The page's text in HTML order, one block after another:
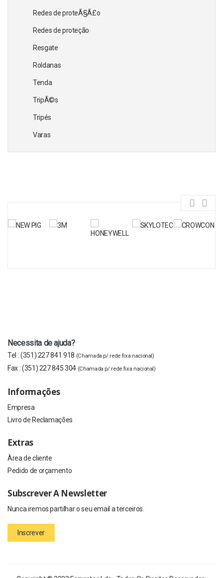
Redes de proteÃ§Ã£o
Redes de proteção
Resgate
Roldanas
Tenda
TripÃ©s
Tripés
Varas
Necessita de ajuda?
Tel :(351) 227 841 918 (Chamada p/ rede fixa nacional)
Fax :(351) 227 845 304 (Chamada p/ rede fixa nacional)
Informações
Empresa
Livro de Reclamações
Extras
Àrea de cliente
Pedido de orçamento
Subscrever A Newsletter
Nunca iremos partilhar o seu email a terceiros.
Inscrever